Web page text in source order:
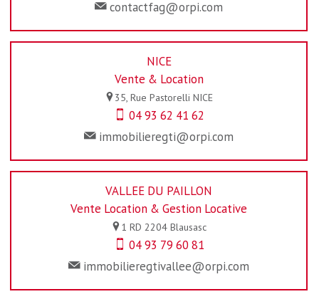
contactfag@orpi.com
NICE
Vente & Location
35, Rue Pastorelli NICE
04 93 62 41 62
immobilieregti@orpi.com
VALLEE DU PAILLON
Vente Location & Gestion Locative
1 RD 2204 Blausasc
04 93 79 60 81
immobilieregtivallee@orpi.com